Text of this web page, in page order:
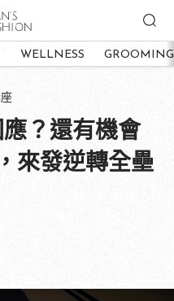
WELLNESS GROOMING
？還有機會
來發逆轉全壘